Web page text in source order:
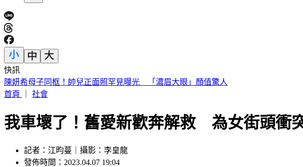
快訊
快訊／高雄光華夜市轎車暴衝！釀12車事故3傷 600戶大停電
首頁
社會
我車壞了！舊愛新歡奔解救 為女街頭衝
記者：江昀蔓｜攝影：李皇龍
發佈時間：2023.04.07 19:04